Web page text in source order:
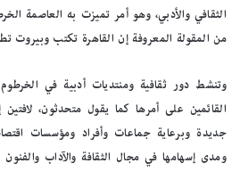
الثقافي والأدبي، وهو أمر تميزت به العاصمة
من المقولة المعروفة إن القاهرة تكتب وبيروت
وتنشط دور ثقافية ومنتديات أدبية في
القائمين على أمرها كما يقول متحدثون،
جديدة وبرعاية جماعات وأفراد ومؤسسات
ومدى إسهامها في مجال الثقافة والآداب